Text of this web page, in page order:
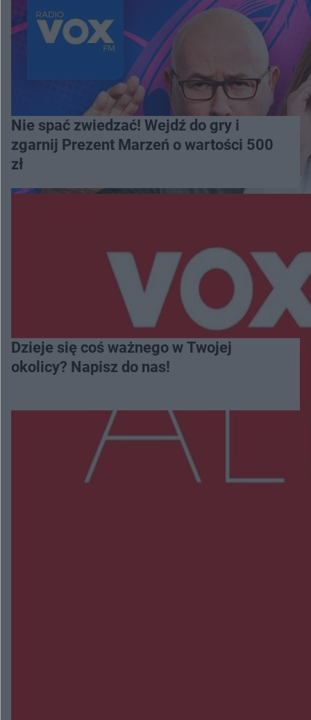
Nie spać zwiedzać! Wejdź do gry i
zgarnij Prezent Marzeń o wartości 500
zł
Dzieje się coś ważnego w Twojej
okolicy? Napisz do nas!
Więcej